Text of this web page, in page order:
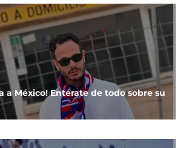
a México! Entérate de todo sobre su